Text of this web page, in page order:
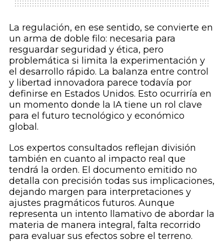
La regulación, en ese sentido, se convierte en
un arma de doble filo: necesaria para
resguardar seguridad y ética, pero
problemática si limita la experimentación y
el desarrollo rápido. La balanza entre control
y libertad innovadora parece todavía por
definirse en Estados Unidos. Esto ocurriría en
un momento donde la IA tiene un rol clave
para el futuro tecnológico y económico
global.
Los expertos consultados reflejan división
también en cuanto al impacto real que
tendrá la orden. El documento emitido no
detalla con precisión todas sus implicaciones,
dejando margen para interpretaciones y
ajustes pragmáticos futuros. Aunque
representa un intento llamativo de abordar la
materia de manera integral, falta recorrido
para evaluar sus efectos sobre el terreno.